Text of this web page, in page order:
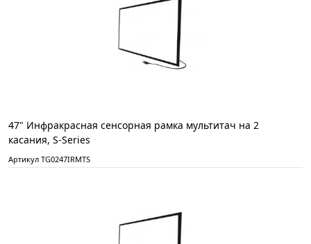
47" Инфракрасная сенсорная рамка мультитач на 2
касания, S-Series
Артикул TG0247IRMTS